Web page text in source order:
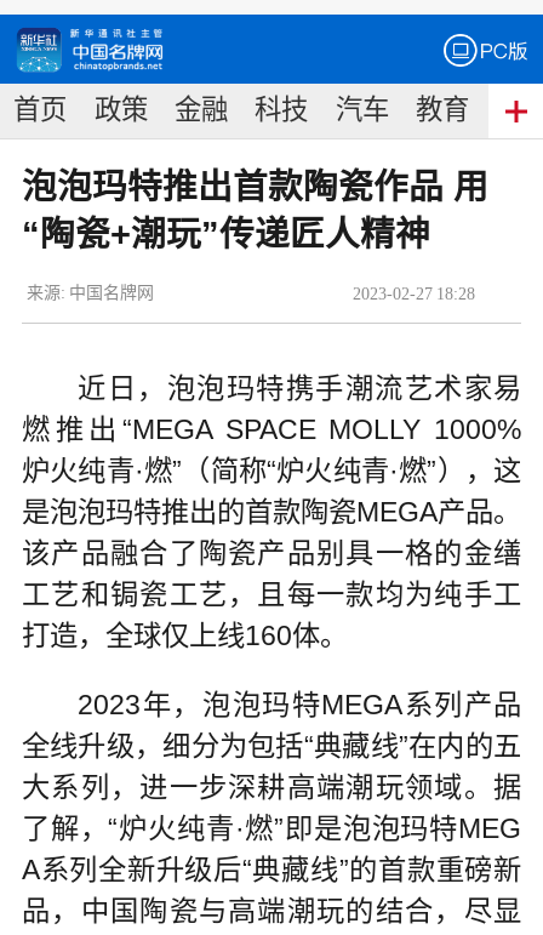
首页 政策 金融 科技 汽车 教育 食
泡泡玛特推出首款陶瓷作品 用
“陶瓷+潮玩”传递匠人精神
2023-02-27 18:28
来源: 中国名牌网
近日，泡泡玛特携手潮流艺术家易
燃推出“MEGA SPACE MOLLY 1000%
炉火纯青·燃”（简称“炉火纯青·燃”），这
是泡泡玛特推出的首款陶瓷MEGA产品。
该产品融合了陶瓷产品别具一格的金缮
工艺和锔瓷工艺，且每一款均为纯手工
打造，全球仅上线160体。
2023年，泡泡玛特MEGA系列产品
全线升级，细分为包括“典藏线”在内的五
大系列，进一步深耕高端潮玩领域。据
了解，“炉火纯青·燃”即是泡泡玛特MEG
A系列全新升级后“典藏线”的首款重磅新
品，中国陶瓷与高端潮玩的结合，尽显